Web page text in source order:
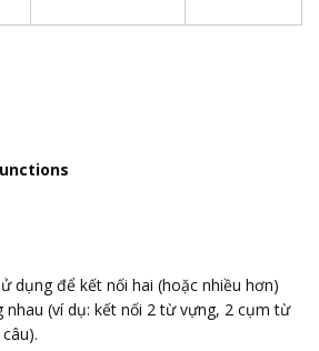
dụng để kết nối hai (hoặc nhiều hơn)
(ví dụ: kết nối 2 từ vựng, 2 cụm từ